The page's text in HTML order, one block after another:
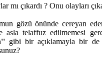
mı çıkardı ? Onu olayları
gözü önünde cereyan
asla telaffuz edilmemesi
gibi bir açıklamayla bir de